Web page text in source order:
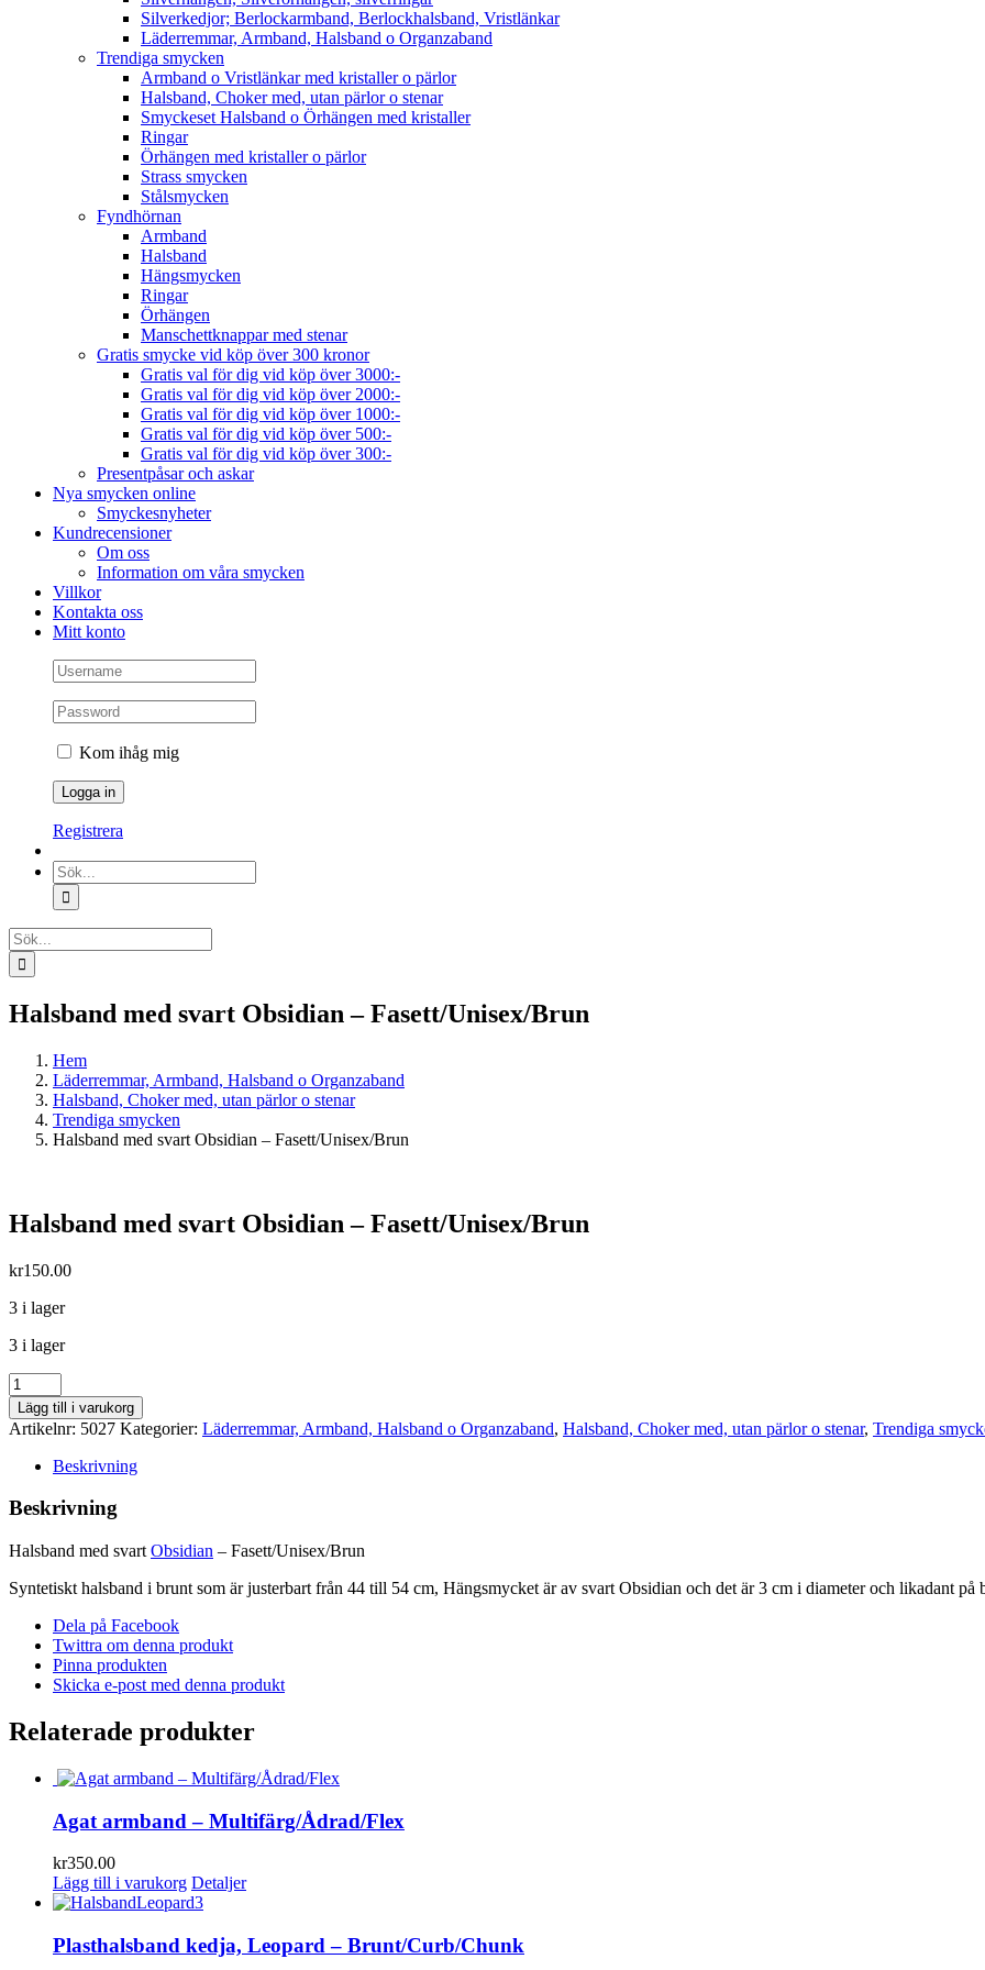
Silverkedjor; Berlockarmband, Berlockhalsband, Vristlänkar
Läderremmar, Armband, Halsband o Organzaband
Trendiga smycken
Armband o Vristlänkar med kristaller o pärlor
Halsband, Choker med, utan pärlor o stenar
Smyckeset Halsband o Örhängen med kristaller
Ringar
Örhängen med kristaller o pärlor
Strass smycken
Stålsmycken
Fyndhörnan
Armband
Halsband
Hängsmycken
Ringar
Örhängen
Manschettknappar med stenar
Gratis smycke vid köp över 300 kronor
Gratis val för dig vid köp över 3000:-
Gratis val för dig vid köp över 2000:-
Gratis val för dig vid köp över 1000:-
Gratis val för dig vid köp över 500:-
Gratis val för dig vid köp över 300:-
Presentpåsar och askar
Nya smycken online
Smyckesnyheter
Kundrecensioner
Om oss
Information om våra smycken
Villkor
Kontakta oss
Mitt konto
Kom ihåg mig
Registrera
Sök
efter:
Sök
efter:
Halsband med svart Obsidian – Fasett/Unisex/Brun
Hem
Läderremmar, Armband, Halsband o Organzaband
Halsband, Choker med, utan pärlor o stenar
Trendiga smycken
Halsband med svart Obsidian – Fasett/Unisex/Brun
Halsband med svart Obsidian – Fasett/Unisex/Brun
kr150.00
3 i lager
3 i lager
Halsband
med
svart
Obsidian
Fasett/Unisex/Brun
mängd
Lägg till i varukorg
Artikelnr: 5027 Kategorier: Läderremmar, Armband, Halsband o Organzaband, Halsband, Choker med, utan pärlor o stenar, Trendiga
Beskrivning
Beskrivning
Halsband med svart Obsidian – Fasett/Unisex/Brun
Syntetiskt halsband i brunt som är justerbart från 44 till 54 cm, Hängsmycket är av svart Obsidian och det är 3 cm i diameter och likadant på
Dela på Facebook
Twittra om denna produkt
Pinna produkten
Skicka e-post med denna produkt
Relaterade produkter
Agat armband – Multifärg/Ådrad/Flex
kr350.00
Lägg till i varukorg Detaljer
Plasthalsband kedja, Leopard – Brunt/Curb/Chunk